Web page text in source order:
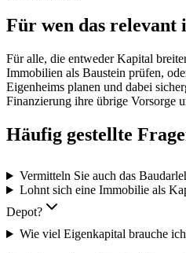
Für wen das relevant
Für alle, die entweder Kapital
Immobilien als Baustein prüfen,
Eigenheims planen und dabei
Finanzierung ihre übrige Vorsorge
Häufig gestellte
Vermitteln Sie auch das
Lohnt sich eine Immobilie als
Depot?
Wie viel Eigenkapital brauche